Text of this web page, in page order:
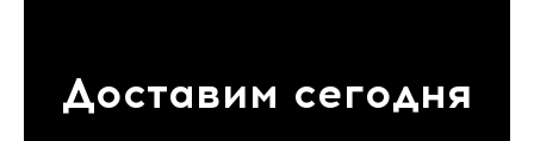
Доставим сегодня